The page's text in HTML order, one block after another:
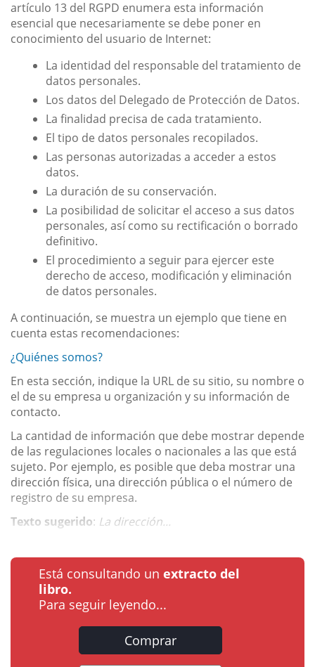
artículo 13 del RGPD enumera esta información
esencial que necesariamente se debe poner en
conocimiento del usuario de Internet:
La identidad del responsable del tratamiento de
datos personales.
Los datos del Delegado de Protección de Datos.
La finalidad precisa de cada tratamiento.
El tipo de datos personales recopilados.
Las personas autorizadas a acceder a estos
datos.
La duración de su conservación.
La posibilidad de solicitar el acceso a sus datos
personales, así como su rectificación o borrado
definitivo.
El procedimiento a seguir para ejercer este
derecho de acceso, modificación y eliminación
de datos personales.
A continuación, se muestra un ejemplo que tiene en
cuenta estas recomendaciones:
¿Quiénes somos?
En esta sección, indique la URL de su sitio, su nombre o
el de su empresa u organización y su información de
contacto.
La cantidad de información que debe mostrar depende
de las regulaciones locales o nacionales a las que está
sujeto. Por ejemplo, es posible que deba mostrar una
dirección física, una dirección pública o el número de
registro de su empresa.
Texto sugerido: La dirección...
Está consultando un extracto del
libro.
Para seguir leyendo...
Comprar